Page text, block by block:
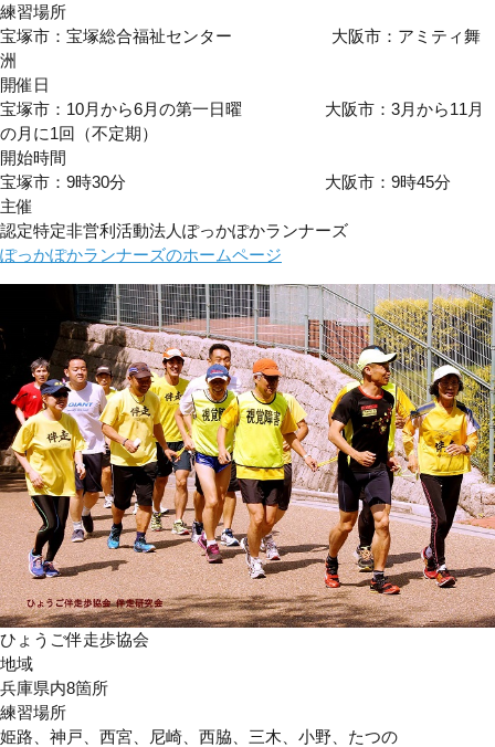
練習場所
宝塚市：宝塚総合福祉センター 大阪市：アミティ舞
洲
開催日
宝塚市：10月から6月の第一日曜 大阪市：3月から11月
の月に1回（不定期）
開始時間
宝塚市：9時30分 大阪市：9時45分
主催
認定特定非営利活動法人ぽっかぽかランナーズ
ぽっかぽかランナーズのホームページ
ひょうご伴走歩協会
地域
兵庫県内8箇所
練習場所
姫路、神戸、西宮、尼崎、西脇、三木、小野、たつの